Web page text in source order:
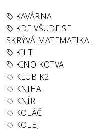
KAVÁRNA
KDE VŠUDE SE
SKRÝVÁ MATEMATIKA
KILT
KINO KOTVA
KLUB K2
KNIHA
KNÍR
KOLÁČ
KOLEJ